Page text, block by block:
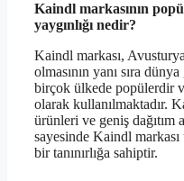
Kaindl markasının
yaygınlığı nedir?
Kaindl markası,
olmasının yanı sıra
birçok ülkede popülerdir
olarak kullanılmaktadır.
ürünleri ve geniş dağıtım
sayesinde Kaindl markası
bir tanınırlığa sahiptir.